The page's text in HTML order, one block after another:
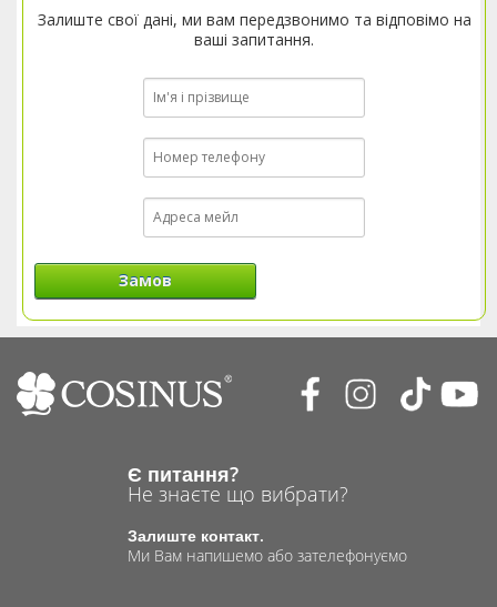
Залиште свої дані, ми вам передзвонимо та відповімо на
ваші запитання.
Замов
Є питання?
Не знаєте що вибрати?
Залиште контакт.
Ми Вам напишемо або зателефонуємо